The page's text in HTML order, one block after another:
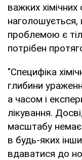
важких
наголошується,
проблемою є
потрібен
"Специфіка
глибини
а часом і
лікування.
масштабу немає
в будь-яких
вдаватися до